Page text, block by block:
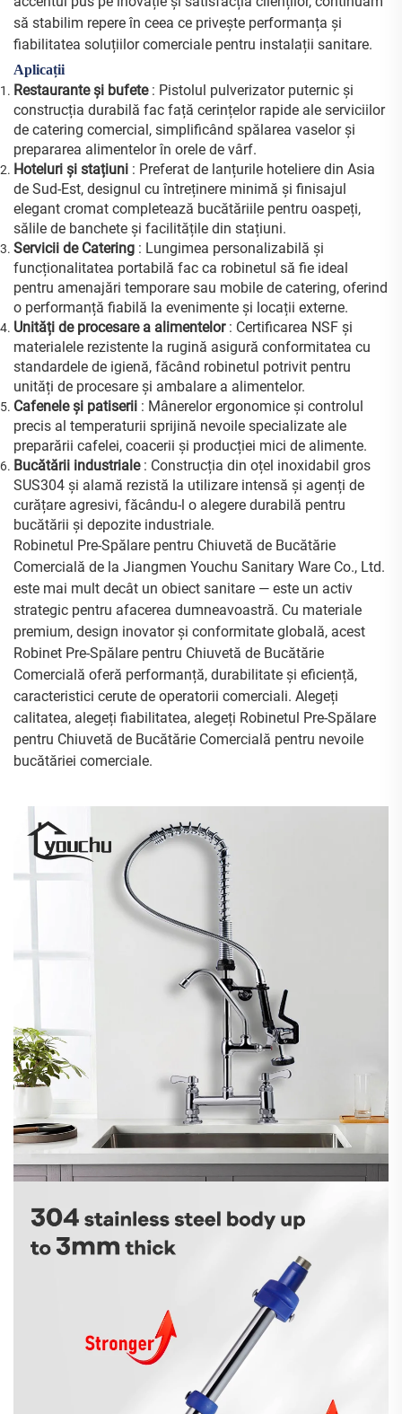
să stabilim repere în ceea ce privește performanța și
fiabilitatea soluțiilor comerciale pentru instalații sanitare.
Aplicații
Restaurante și bufete : Pistolul pulverizator puternic și
construcția durabilă fac față cerințelor rapide ale serviciilor
de catering comercial, simplificând spălarea vaselor și
prepararea alimentelor în orele de vârf.
Hoteluri și stațiuni : Preferat de lanțurile hoteliere din Asia
de Sud-Est, designul cu întreținere minimă și finisajul
elegant cromat completează bucătăriile pentru oaspeți,
sălile de banchete și facilitățile din stațiuni.
Servicii de Catering : Lungimea personalizabilă și
funcționalitatea portabilă fac ca robinetul să fie ideal
pentru amenajări temporare sau mobile de catering, oferind
o performanță fiabilă la evenimente și locații externe.
Unități de procesare a alimentelor : Certificarea NSF și
materialele rezistente la rugină asigură conformitatea cu
standardele de igienă, făcând robinetul potrivit pentru
unități de procesare și ambalare a alimentelor.
Cafenele și patiserii : Mânerelor ergonomice și controlul
precis al temperaturii sprijină nevoile specializate ale
preparării cafelei, coacerii și producției mici de alimente.
Bucătării industriale : Construcția din oțel inoxidabil gros
SUS304 și alamă rezistă la utilizare intensă și agenți de
curățare agresivi, făcându-l o alegere durabilă pentru
bucătării și depozite industriale.
Robinetul Pre-Spălare pentru Chiuvetă de Bucătărie
Comercială de la Jiangmen Youchu Sanitary Ware Co., Ltd.
este mai mult decât un obiect sanitare — este un activ
strategic pentru afacerea dumneavoastră. Cu materiale
premium, design inovator și conformitate globală, acest
Robinet Pre-Spălare pentru Chiuvetă de Bucătărie
Comercială oferă performanță, durabilitate și eficiență,
caracteristici cerute de operatorii comerciali. Alegeți
calitatea, alegeți fiabilitatea, alegeți Robinetul Pre-Spălare
pentru Chiuvetă de Bucătărie Comercială pentru nevoile
bucătăriei comerciale.